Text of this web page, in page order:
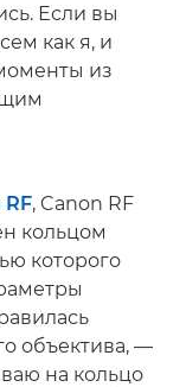
Если вы
как я, и
из
, Canon RF
кольцом
которого
объектива, —
на кольцо